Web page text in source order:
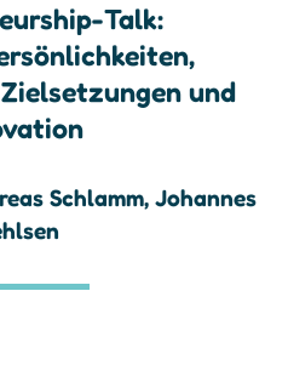
Talk:
und
Schlamm, Johannes